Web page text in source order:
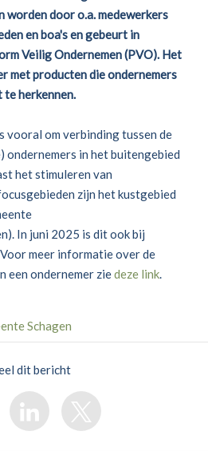
worden door o.a. medewerkers
en boa's en gebeurt in
Veilig Ondernemen (PVO). Het
met producten die ondernemers
herkennen.
vooral om verbinding tussen de
ondernemers in het buitengebied
het stimuleren van
zijn het kustgebied
In juni 2025 is dit ook bij
meer informatie over de
een ondernemer ziedeze link
Schagen
dit bericht